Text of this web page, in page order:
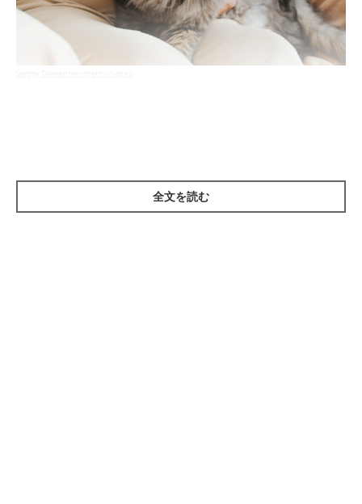
とくに冬は、猫の飲水量や活動量が減るため、便秘の症状が現れ
やすくなります。便秘は慢性化すると改善することが難しくなる
全文を読む